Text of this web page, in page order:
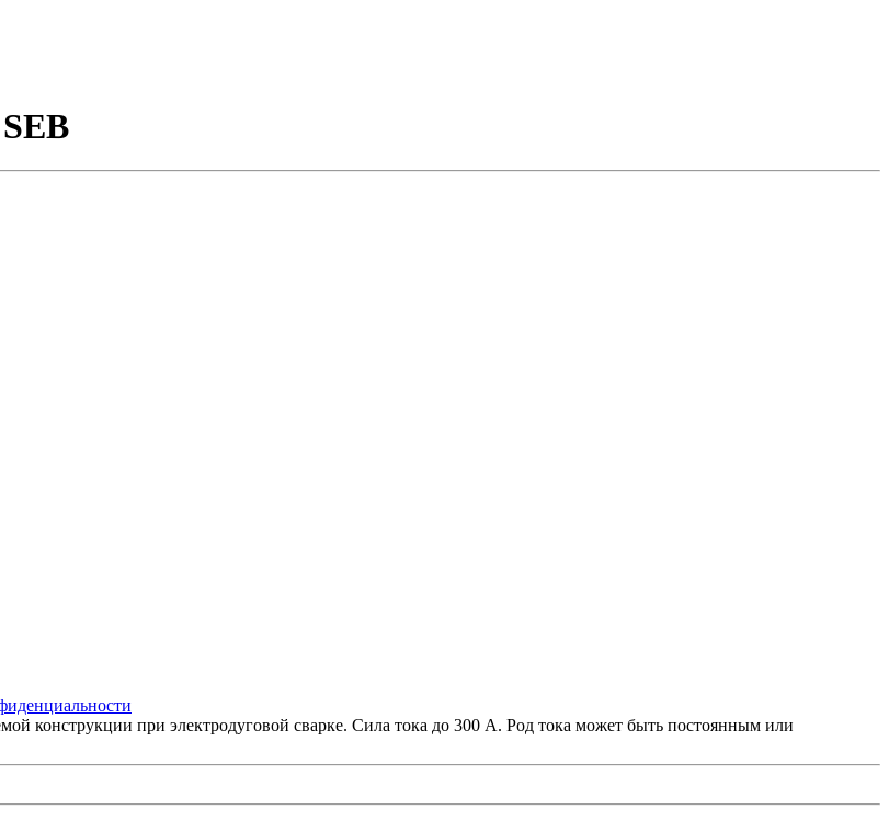
конструкции при электродуговой сварке. Сила тока до 300 А. Род тока может быть постоянным или